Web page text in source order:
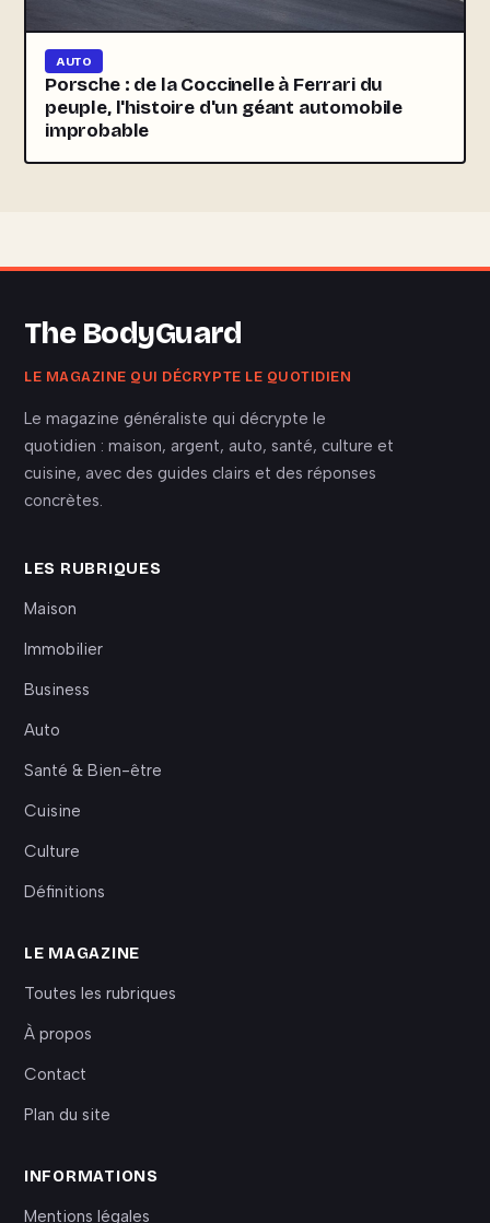
AUTO
Porsche : de la Coccinelle à Ferrari du
peuple, l'histoire d'un géant automobile
improbable
The BodyGuard
LE MAGAZINE QUI DÉCRYPTE LE QUOTIDIEN
Le magazine généraliste qui décrypte le
quotidien : maison, argent, auto, santé, culture et
cuisine, avec des guides clairs et des réponses
concrètes.
LES RUBRIQUES
Maison
Immobilier
Business
Auto
Santé & Bien-être
Cuisine
Culture
Définitions
LE MAGAZINE
Toutes les rubriques
À propos
Contact
Plan du site
INFORMATIONS
Mentions légales